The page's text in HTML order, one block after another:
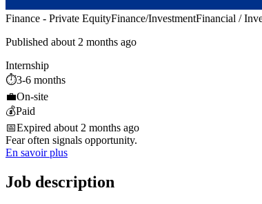
Finance - Private EquityFinance/InvestmentFinancial /
Published about 2 months ago
Internship
⏱️3-6 months
💼On-site
💰Paid
📅Expired about 2 months ago
Fear often signals opportunity.
En savoir plus
Job description